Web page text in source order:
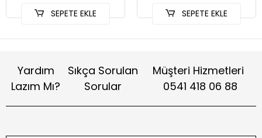
SEPETE EKLE SEPETE EKLE
Yardım
Lazım Mı?
Sıkça Sorulan
Sorular
Müşteri Hizmetleri
0541 418 06 88